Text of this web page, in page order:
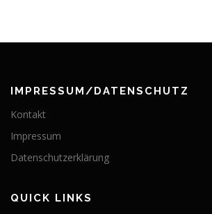
IMPRESSUM/DATENSCHUTZ
Kontakt
Impressum
Datenschutzerklärung
QUICK LINKS